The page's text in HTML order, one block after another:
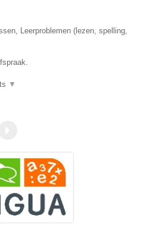
Leerproblemen (lezen, spelling,
▼